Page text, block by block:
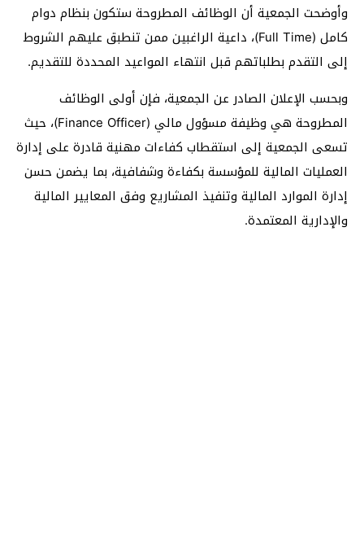
وأوضحت الجمعية أن الوظائف المطروحة ستكون بنظام دوام
كامل (Full Time)، داعية الراغبين ممن تنطبق عليهم الشروط
إلى التقدم بطلباتهم قبل انتهاء المواعيد المحددة للتقديم.
وبحسب الإعلان الصادر عن الجمعية، فإن أولى الوظائف
المطروحة هي وظيفة مسؤول مالي (Finance Officer)، حيث
تسعى الجمعية إلى استقطاب كفاءات مهنية قادرة على إدارة
العمليات المالية للمؤسسة بكفاءة وشفافية، بما يضمن حسن
إدارة الموارد المالية وتنفيذ المشاريع وفق المعايير المالية
والإدارية المعتمدة.